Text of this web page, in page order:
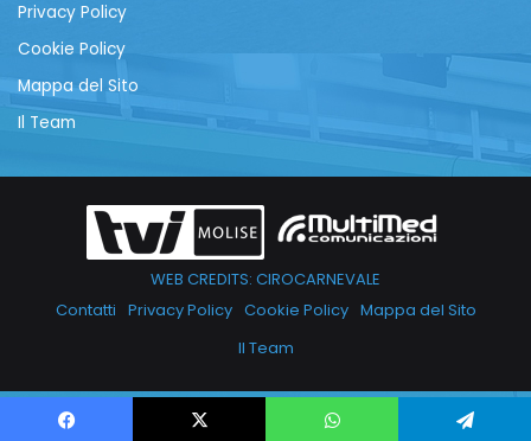
Privacy Policy
Cookie Policy
Mappa del Sito
Il Team
WEB CREDITS: CIROCARNEVALE
Contatti Privacy Policy Cookie Policy Mappa del Sito
Il Team